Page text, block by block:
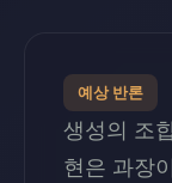
예상 반론
생성의 조
현은 과장